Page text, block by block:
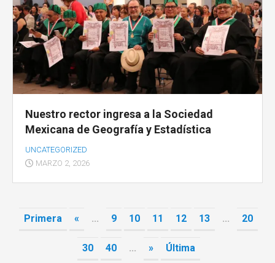
Nuestro rector ingresa a la Sociedad
Mexicana de Geografía y Estadística
UNCATEGORIZED
MARZO 2, 2026
Primera « ... 9 10 11 12 13 ... 20
30 40 ... » Última